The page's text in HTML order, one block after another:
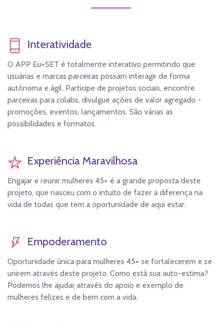
Interatividade
O APP Eu+SET é totalmente interativo permitindo que
usuárias e marcas parceiras possam interagir de forma
autônoma e ágil. Participe de projetos sociais, encontre
parceiras para colabs, divulgue ações de valor agregado -
promoções, eventos, lançamentos. São várias as
possibilidades e formatos.
Experiência Maravilhosa
Engajar e reunir mulheres 45+ é a grande proposta deste
projeto, que nasceu com o intuito de fazer a diferença na
vida de todas que tem a oportunidade de aqui estar.
Empoderamento
Oportunidade única para mulheres 45+ se fortalecerem e se
unirem através deste projeto. Como está sua auto-estima?
Podemos lhe ajudar através do apoio e exemplo de
mulheres felizes e de bem com a vida.